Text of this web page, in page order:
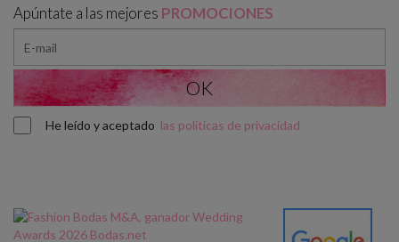
Apúntate a las mejores PROMOCIONES
He leído y aceptado las políticas de privacidad